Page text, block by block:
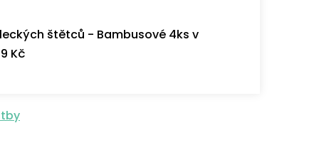
štětců - Bambusové 4ks v
Kč